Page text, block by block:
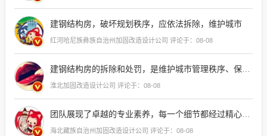
建钢结构房，破坏规划秩序，应依法拆除，维护城市
红河哈尼族彝族自治州加固改造设计公司 评论于：08-08
建钢结构房的拆除和处罚，是维护城市管理秩序、保障公共安全的必要措施，对于此类违法行为，相关部门应依法进行调查取证，确保处理过程公正、透明，并给予当事人相应的法律教育和警示，以防止类似
淮北加固改造设计公司 评论于：08-08
团队展现了卓越的专业素养，每一个细节都经过精心规划与执行，确保了工程的高质量
海北藏族自治州加固改造设计公司 评论于：08-08